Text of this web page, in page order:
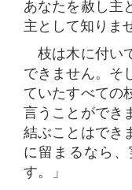
あなたを赦し主
主として知りま
枝は木に付い
できません。そ
ていたすべての
言うことができ
結ぶことはでき
に留まるなら
す。」